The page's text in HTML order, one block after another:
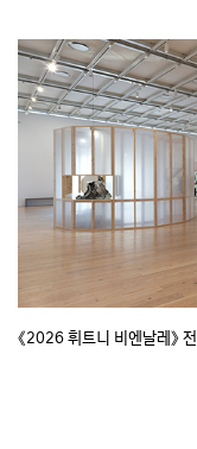
《2026 휘트니 비엔날레